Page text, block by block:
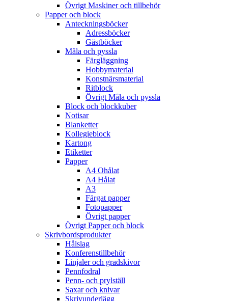
Övrigt Maskiner och tillbehör
Papper och block
Anteckningsböcker
Adressböcker
Gästböcker
Måla och pyssla
Färgläggning
Hobbymaterial
Konstnärsmaterial
Ritblock
Övrigt Måla och pyssla
Block och blockkuber
Notisar
Blanketter
Kollegieblock
Kartong
Etiketter
Papper
A4 Ohålat
A4 Hålat
A3
Färgat papper
Fotopapper
Övrigt papper
Övrigt Papper och block
Skrivbordsprodukter
Hålslag
Konferenstillbehör
Linjaler och gradskivor
Pennfodral
Penn- och prylställ
Saxar och knivar
Skrivunderlägg